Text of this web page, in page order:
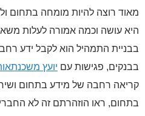
רוצה להיות מומחה בתחום
עושה וכמה אמורה לעלות משאבה
התמהיל הוא לקבל ידע רחב
פגישות עםיועץ משכנתאות
רחבה של מידע בתחום ושיחות
ראו הוזהרתם זה לא החברים